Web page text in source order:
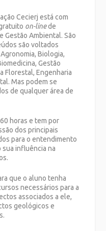
Cecierj está com
on-linede
Gestão Ambiental. São
são voltados
Biologia,
Gestão
Florestal, Engenharia
Mas podem se
de qualquer área de
horas e tem por
dos principais
para o entendimento
sua influência na
que o aluno tenha
necessários para a
associados a ele,
geológicos e